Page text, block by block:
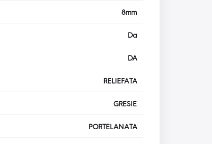
8mm
Da
DA
RELIEFATA
GRESIE
PORTELANATA